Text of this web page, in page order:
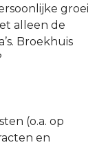
groei
alleen de
Broekhuis
(o.a. op
en